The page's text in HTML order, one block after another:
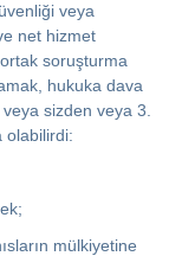
veya
net hizmet
soruşturma
hukuka dava
sizden veya 3.
olabilirdi:
mülkiyetine